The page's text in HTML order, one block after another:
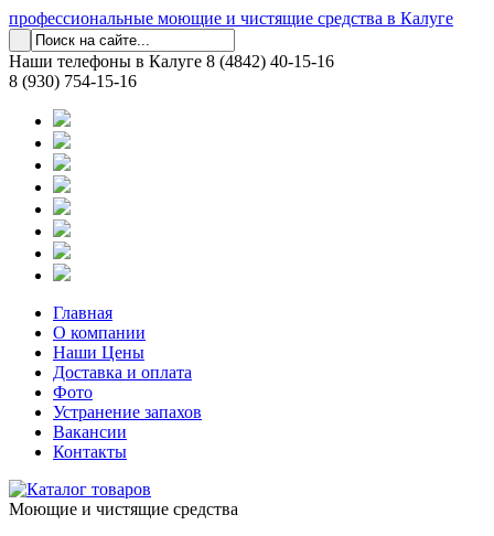
профессиональные моющие и чистящие средства в Калуге
Наши телефоны в Калуге 8 (4842) 40-15-16
8 (930) 754-15-16
Главная
О компании
Наши Цены
Доставка и оплата
Фото
Устранение запахов
Вакансии
Контакты
Моющие и чистящие средства